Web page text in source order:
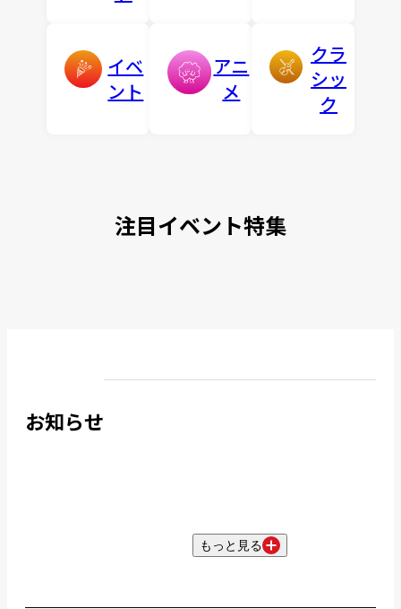
イベ
ント
アニ
メ
クラ
シッ
ク
注目イベント特集
お知らせ
もっと見る